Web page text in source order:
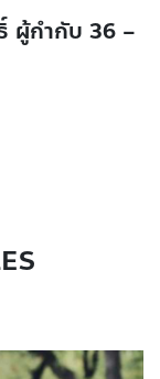
ผู้กำกับ 36 –